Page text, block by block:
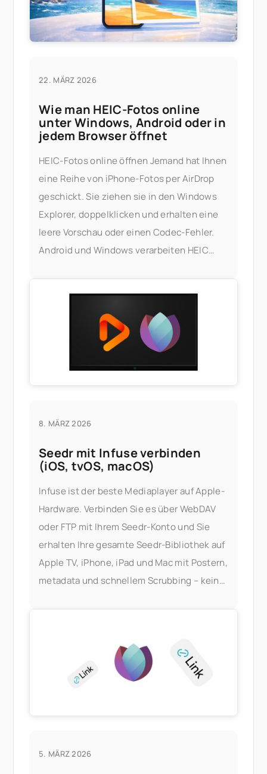
22. MÄRZ 2026
Wie man HEIC-Fotos online
unter Windows, Android oder in
jedem Browser öffnet
HEIC-Fotos online öffnen Jemand hat Ihnen
eine Reihe von iPhone-Fotos per AirDrop
geschickt. Sie ziehen sie in den Windows
Explorer, doppelklicken und erhalten eine
leere Vorschau oder einen Codec-Fehler.
Android und Windows verarbeiten HEIC
Drittanbieter-
8. MÄRZ 2026
Seedr mit Infuse verbinden
(iOS, tvOS, macOS)
Infuse ist der beste Mediaplayer auf Apple-
Hardware. Verbinden Sie es über WebDAV
oder FTP mit Ihrem Seedr-Konto und Sie
erhalten Ihre gesamte Seedr-Bibliothek auf
Apple TV, iPhone, iPad und Mac mit Postern,
metadata und schnellem Scrubbing – kein
5. MÄRZ 2026